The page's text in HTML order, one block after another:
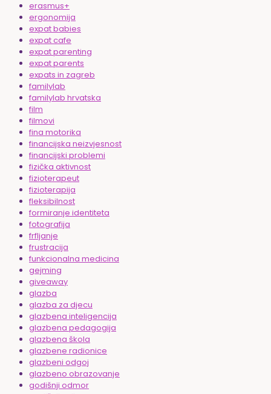
erasmus+
ergonomija
expat babies
expat cafe
expat parenting
expat parents
expats in zagreb
familylab
familylab hrvatska
film
filmovi
fina motorika
financijska neizvjesnost
financijski problemi
fizička aktivnost
fizioterapeut
fizioterapija
fleksibilnost
formiranje identiteta
fotografija
frfljanje
frustracija
funkcionalna medicina
gejming
giveaway
glazba
glazba za djecu
glazbena inteligencija
glazbena pedagogija
glazbena škola
glazbene radionice
glazbeni odgoj
glazbeno obrazovanje
godišnji odmor